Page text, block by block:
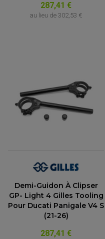
287,41 €
au lieu de 302,53 €
Demi-Guidon À Clipser
GP- Light 4 Gilles Tooling
Pour Ducati Panigale V4 S
(21-26)
287,41 €